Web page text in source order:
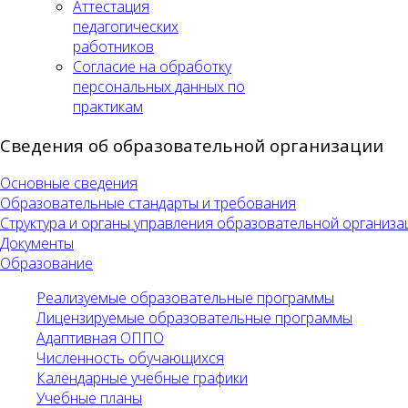
Аттестация
педагогических
работников
Согласие на обработку
персональных данных по
практикам
Сведения об образовательной организации
Основные сведения
Образовательные стандарты и требования
Структура и органы управления образовательной
Документы
Образование
Реализуемые образовательные программы
Лицензируемые образовательные программы
Адаптивная ОППО
Численность обучающихся
Календарные учебные графики
Учебные планы